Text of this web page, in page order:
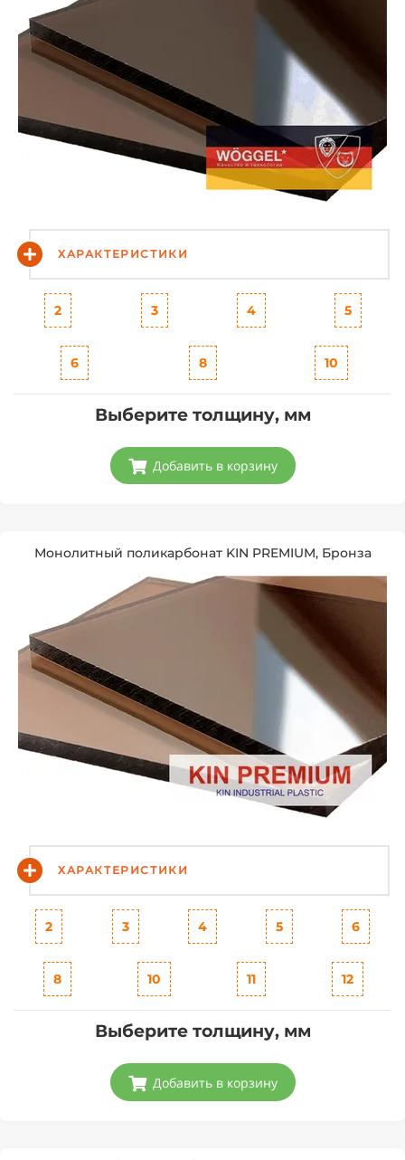
ХАРАКТЕРИСТИКИ
2 3 4 5
6 8 10
Выберите толщину, мм
Добавить в корзину
Монолитный поликарбонат KIN PREMIUM, Бронза
ХАРАКТЕРИСТИКИ
2 3 4 5 6
8 10 11 12
Выберите толщину, мм
Добавить в корзину